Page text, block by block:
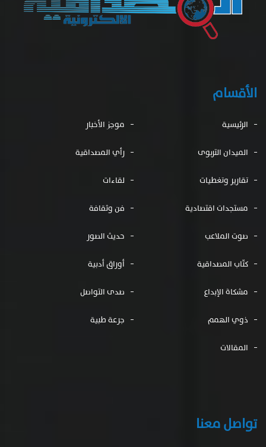
الأقسام
الرئيسية موجز الأخبار
الميدان التربوى رأي المصداقية
تقارير وتغطيات لقاءات
مستجدات اقتصادية فن وثقافة
صوت الملاعب حديث الصور
كتّاب المصداقية أوراق أدبية
مشكاة الإبداع صدى التواصل
ذوي الهمم جرعة طبية
المقالات
تواصل معنا